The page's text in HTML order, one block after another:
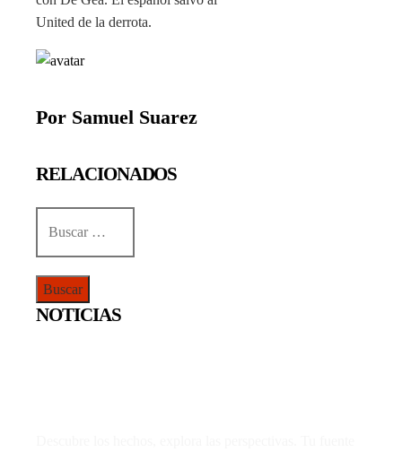
United de la derrota.
Por Samuel Suarez
RELACIONADOS
NOTICIAS